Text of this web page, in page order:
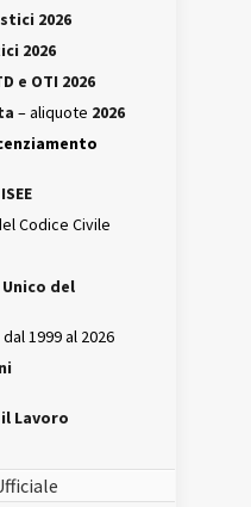
2026
2026
e OTI 2026
– aliquote 2026
ISEE
Codice Civile
del
1999 al 2026
Lavoro